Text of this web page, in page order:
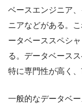
ベースエンジニア
ニアなどがある。
ータベーススペシ
る。データベース
特に専門性が高く
一般的なデータベ